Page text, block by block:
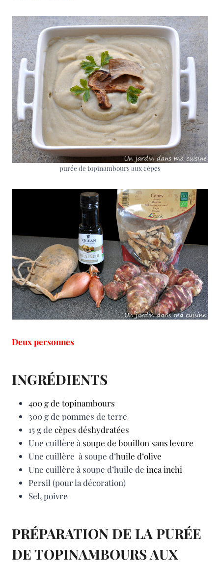
purée de topinambours aux cèpes
Deux personnes
INGRÉDIENTS
400 g de topinambours
300 g de pommes de terre
15 g de cèpes déshydratées
Une cuillère à soupe de bouillon sans levure
Une cuillère à soupe d’huile d’olive
Une cuillère à soupe d’huile de inca inchi
Persil (pour la décoration)
Sel, poivre
PRÉPARATION DE LA PURÉE
DE TOPINAMBOURS AUX